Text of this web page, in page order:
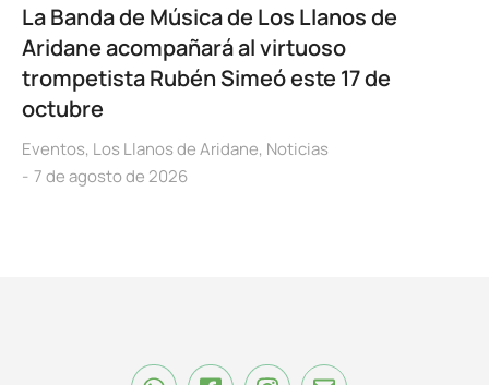
La Banda de Música de Los Llanos de
Aridane acompañará al virtuoso
trompetista Rubén Simeó este 17 de
octubre
Eventos, Los Llanos de Aridane, Noticias
7 de agosto de 2026